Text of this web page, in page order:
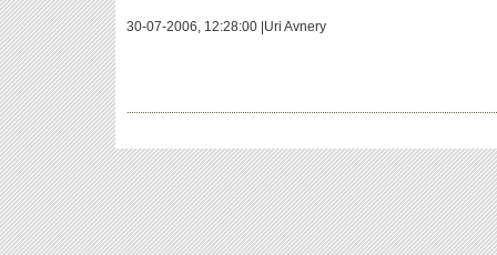
30-07-2006, 12:28:00 |Uri Avnery